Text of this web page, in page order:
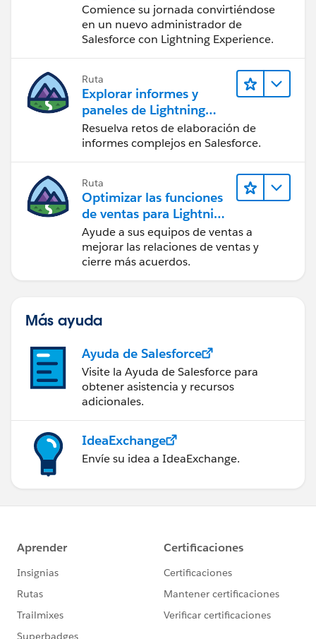
Comience su jornada convirtiéndose
en un nuevo administrador de
Salesforce con Lightning Experience.
Ruta
Explorar informes y
paneles de Lightning
Experience
Resuelva retos de elaboración de
informes complejos en Salesforce.
Ruta
Optimizar las funciones
de ventas para Lightning
Experience
Ayude a sus equipos de ventas a
mejorar las relaciones de ventas y
cierre más acuerdos.
Más ayuda
Ayuda de Salesforce
Visite la Ayuda de Salesforce para
obtener asistencia y recursos
adicionales.
IdeaExchange
Envíe su idea a IdeaExchange.